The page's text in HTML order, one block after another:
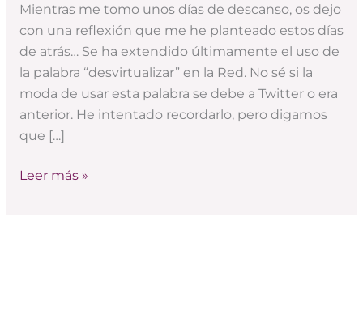
Mientras me tomo unos días de descanso, os dejo
con una reflexión que me he planteado estos días
de atrás… Se ha extendido últimamente el uso de
la palabra “desvirtualizar” en la Red. No sé si la
moda de usar esta palabra se debe a Twitter o era
anterior. He intentado recordarlo, pero digamos
que […]
Red
también
soy
humano
Leer más »